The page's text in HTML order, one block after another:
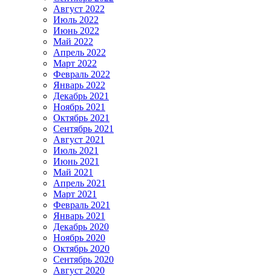
Август 2022
Июль 2022
Июнь 2022
Май 2022
Апрель 2022
Март 2022
Февраль 2022
Январь 2022
Декабрь 2021
Ноябрь 2021
Октябрь 2021
Сентябрь 2021
Август 2021
Июль 2021
Июнь 2021
Май 2021
Апрель 2021
Март 2021
Февраль 2021
Январь 2021
Декабрь 2020
Ноябрь 2020
Октябрь 2020
Сентябрь 2020
Август 2020